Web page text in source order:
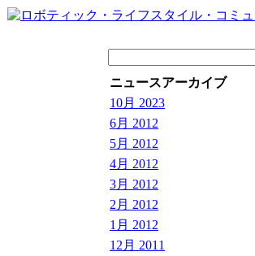
ニュースアーカイブ
10月 2023
6月 2012
5月 2012
4月 2012
3月 2012
2月 2012
1月 2012
12月 2011